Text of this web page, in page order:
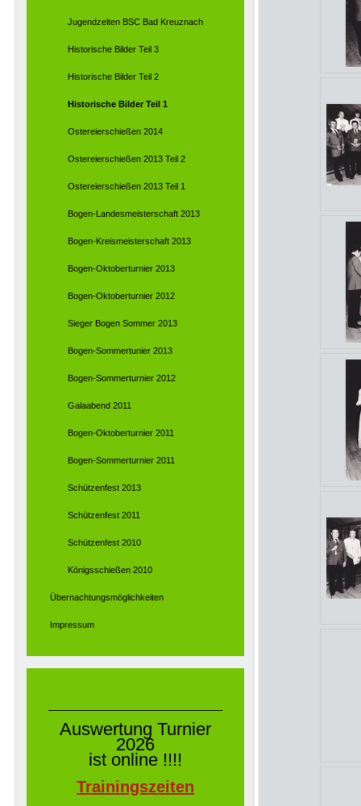
Jugendzelten BSC Bad Kreuznach
Historische Bilder Teil 3
Historische Bilder Teil 2
Historische Bilder Teil 1
Ostereierschießen 2014
Ostereierschießen 2013 Teil 2
Ostereierschießen 2013 Teil 1
Bogen-Landesmeisterschaft 2013
Bogen-Kreismeisterschaft 2013
Bogen-Oktoberturnier 2013
Bogen-Oktoberturnier 2012
Sieger Bogen Sommer 2013
Bogen-Sommertunier 2013
Bogen-Sommerturnier 2012
Galaabend 2011
Bogen-Oktoberturnier 2011
Bogen-Sommerturnier 2011
Schützenfest 2013
Schützenfest 2011
Schützenfest 2010
Königsschießen 2010
Übernachtungsmöglichkeiten
Impressum
Auswertung Turnier
2026
ist online !!!!
Trainingszeiten